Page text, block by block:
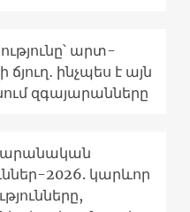
արտ-
ինչպես է այն
զգայարանները
2026. կարևոր